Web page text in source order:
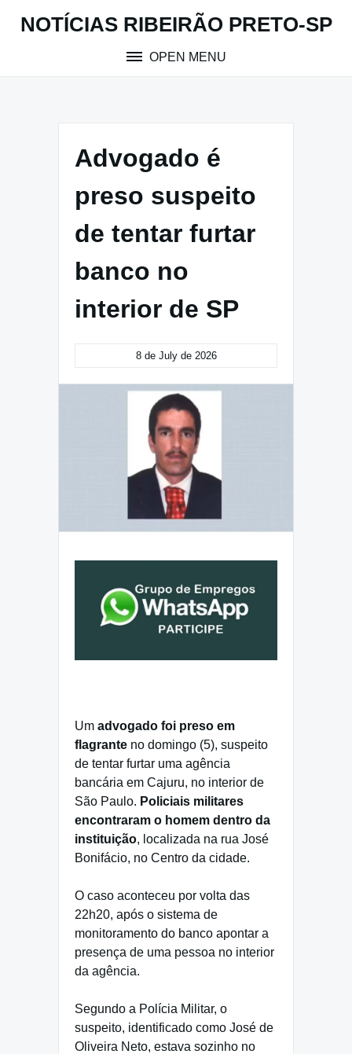
NOTÍCIAS RIBEIRÃO PRETO-SP
OPEN MENU
Advogado é
preso suspeito
de tentar furtar
banco no
interior de SP
8 de July de 2026
Um advogado foi preso em
flagrante no domingo (5), suspeito
de tentar furtar uma agência
bancária em Cajuru, no interior de
São Paulo. Policiais militares
encontraram o homem dentro da
instituição, localizada na rua José
Bonifácio, no Centro da cidade.
O caso aconteceu por volta das
22h20, após o sistema de
monitoramento do banco apontar a
presença de uma pessoa no interior
da agência.
Segundo a Polícia Militar, o
suspeito, identificado como José de
Oliveira Neto, estava sozinho no